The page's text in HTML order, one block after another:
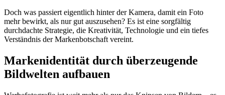
Doch was passiert eigentlich hinter der Kamera, damit ein Foto
mehr bewirkt, als nur gut auszusehen? Es ist eine sorgfältig
durchdachte Strategie, die Kreativität, Technologie und ein tiefes
Verständnis der Markenbotschaft vereint.
Markenidentität durch überzeugende
Bildwelten aufbauen